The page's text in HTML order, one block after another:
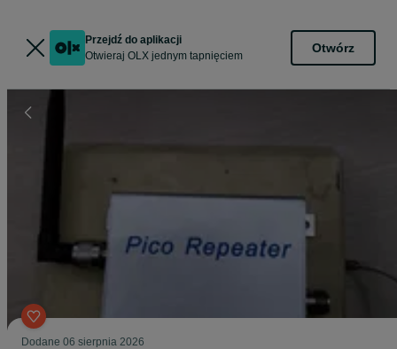
Przejdź do aplikacji
Otwieraj OLX jednym tapnięciem
Otwórz
Dodane 06 sierpnia 2026